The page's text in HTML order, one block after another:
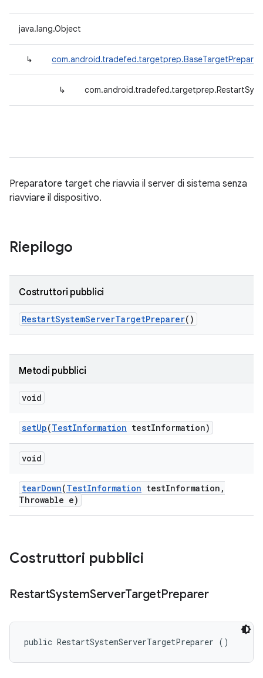
java.lang.Object
↳ com.android.tradefed.targetprep.BaseTargetPreparer
↳
Preparatore target che riavvia il server di sistema senza
riavviare il dispositivo.
Riepilogo
Costruttori pubblici
RestartSystemServerTargetPreparer()
Metodi pubblici
void
setUp(TestInformation testInformation)
void
tearDown(TestInformation testInformation ,
Throwable e)
Costruttori pubblici
RestartSystemServerTargetPreparer
public RestartSystemServerTargetPreparer ()